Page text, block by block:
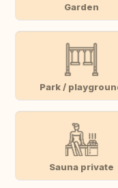
Garden
Park /
Sauna private